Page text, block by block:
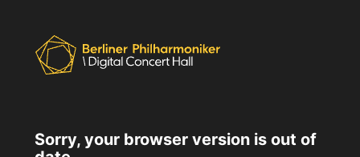
Sorry, your browser version is out of